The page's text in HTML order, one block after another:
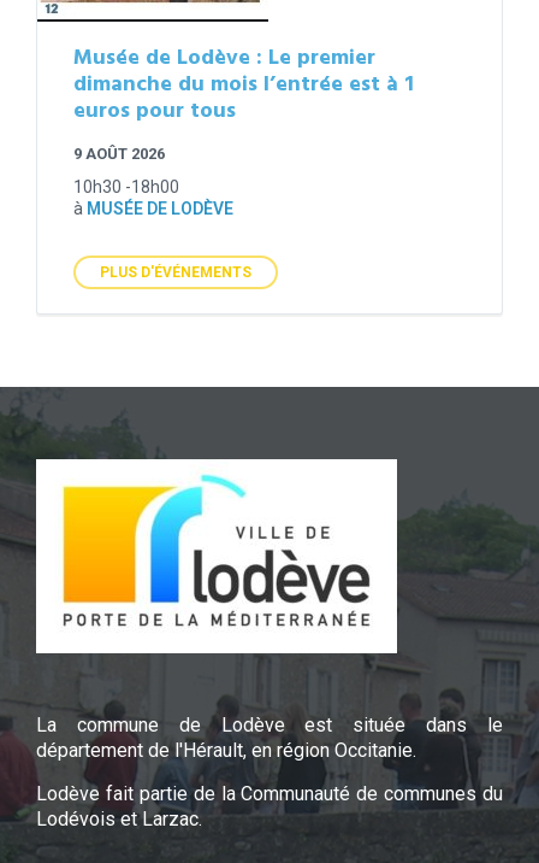
Musée de Lodève : Le premier
dimanche du mois l’entrée est à 1
euros pour tous
9 AOÛT 2026
10h30 -18h00
à MUSÉE DE LODÈVE
PLUS D'ÉVÉNEMENTS
La commune de Lodève est située dans le
département de l'Hérault, en région Occitanie.
Lodève fait partie de la Communauté de communes du
Lodévois et Larzac.